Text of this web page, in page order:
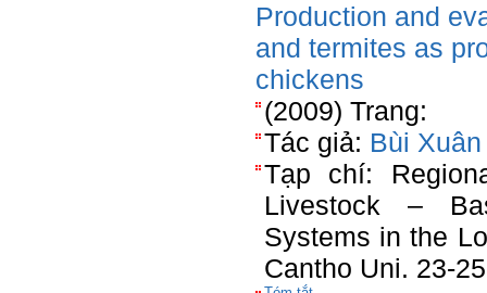
Production and
and termites as
chickens
(2009) Trang:
Tác giả: Bùi
Tạp chí:
Livestock –
Systems in the
Cantho Uni. 23-